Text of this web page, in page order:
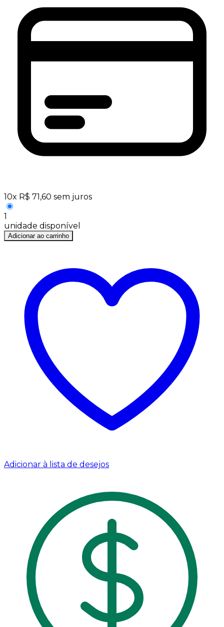
10x R$ 71,60 sem juros
1
unidade disponível
Adicionar ao carrinho
Adicionar à lista de desejos